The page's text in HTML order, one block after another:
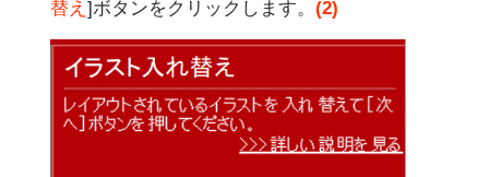
替え ]ボタンをクリックします。 (2)